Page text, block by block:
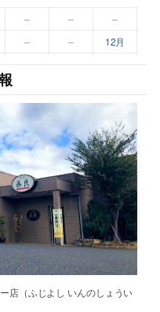
– –
–
– – 12月
店（ふじよし いんのしょうい